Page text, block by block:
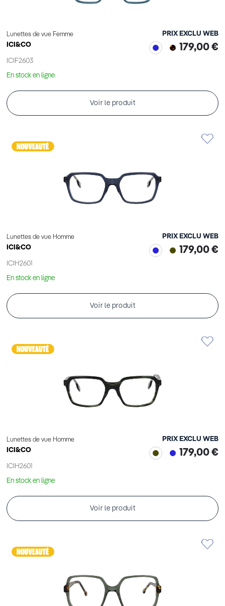
Lunettes de vue Femme
ICI&CO
ICIF2603
PRIX EXCLU WEB
179,00 €
En stock en ligne
Voir le produit
Lunettes de vue Homme
ICI&CO
ICIH2601
PRIX EXCLU WEB
179,00 €
En stock en ligne
Voir le produit
Lunettes de vue Homme
ICI&CO
ICIH2601
PRIX EXCLU WEB
179,00 €
En stock en ligne
Voir le produit